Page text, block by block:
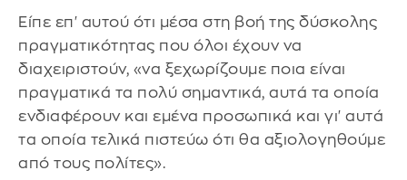
Είπε επ' αυτού ότι μέσα στη βοή της δύσκολης
πραγματικότητας που όλοι έχουν να
διαχειριστούν, «να ξεχωρίζουμε ποια είναι
πραγματικά τα πολύ σημαντικά, αυτά τα οποία
ενδιαφέρουν και εμένα προσωπικά και γι' αυτά
τα οποία τελικά πιστεύω ότι θα αξιολογηθούμε
από τους πολίτες».